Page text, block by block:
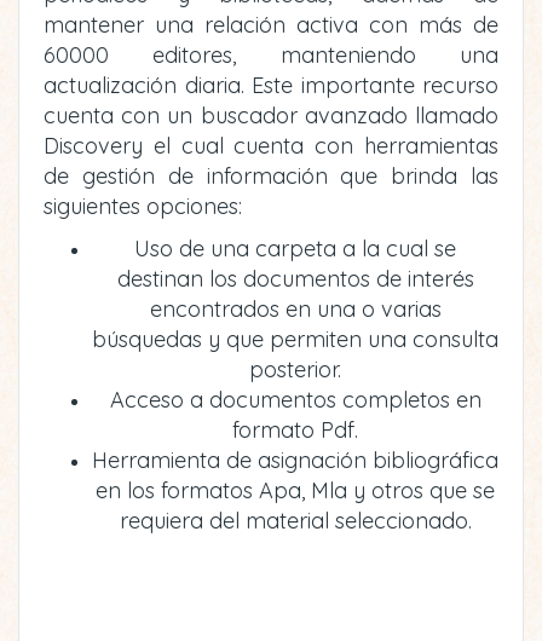
mantener una relación activa con más de
60000 editores, manteniendo una
actualización diaria. Este importante recurso
cuenta con un buscador avanzado llamado
Discovery el cual cuenta con herramientas
de gestión de información que brinda las
siguientes opciones:
Uso de una carpeta a la cual se
destinan los documentos de interés
encontrados en una o varias
búsquedas y que permiten una consulta
posterior.
Acceso a documentos completos en
formato Pdf.
Herramienta de asignación bibliográfica
en los formatos Apa, Mla y otros que se
requiera del material seleccionado.